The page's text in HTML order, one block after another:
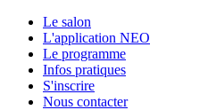
Le salon
L'application NEO
Le programme
Infos pratiques
S'inscrire
Nous contacter